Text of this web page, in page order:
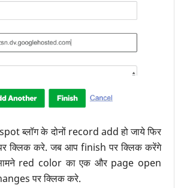
ब्लॉग के दोनों record add हो जाये फिर
क्लिक करे. जब आप finish पर क्लिक करेंगे
red color का एक और page open
पर क्लिक करे.